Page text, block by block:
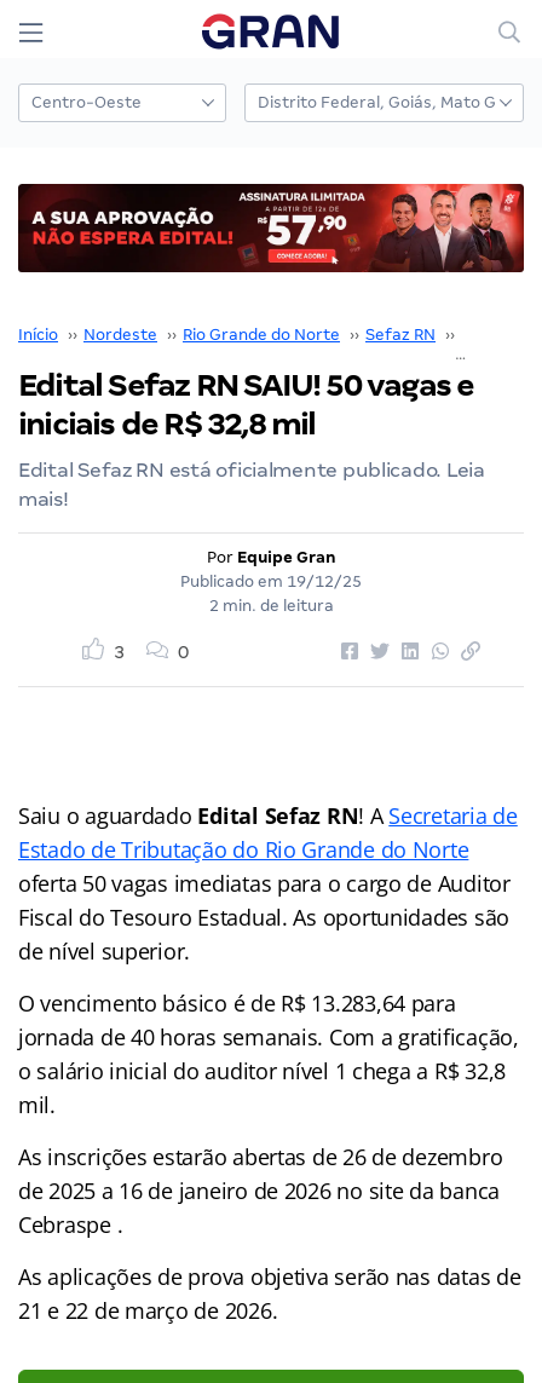
Início ›› Nordeste ›› Rio Grande do Norte ›› Sefaz RN ››
Edital Sefaz RN SAIU! 50 vagas e
iniciais de R$ 32,8 mil
Edital Sefaz RN está oficialmente publicado. Leia
mais!
Por Equipe Gran
Publicado em 19/12/25
2 min. de leitura
3 0
Saiu o aguardado Edital Sefaz RN! ASecretaria de
Estado de Tributação do Rio Grande do Norte
oferta 50 vagas imediatas para o cargo de Auditor
Fiscal do Tesouro Estadual. As oportunidades são
de nível superior.
O vencimento básico é de R$ 13.283,64 para
jornada de 40 horas semanais. Com a gratificação,
o salário inicial do auditor nível 1 chega a R$ 32,8
mil.
As inscrições estarão abertas de 26 de dezembro
de 2025 a 16 de janeiro de 2026 no site da banca
Cebraspe .
As aplicações de prova objetiva serão nas datas de
21 e 22 de março de 2026.